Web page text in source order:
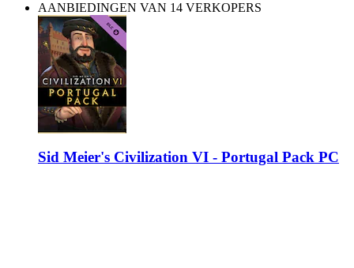
AANBIEDINGEN VAN 14 VERKOPERS
Sid Meier's Civilization VI - Portugal Pack PC